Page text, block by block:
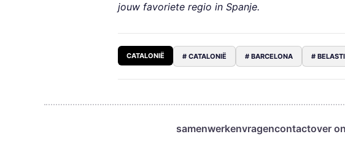
jouw favoriete regio in Spanje.
CATALONIË # CATALONIË # BARCELONA #
samenwerkenvragencontactover